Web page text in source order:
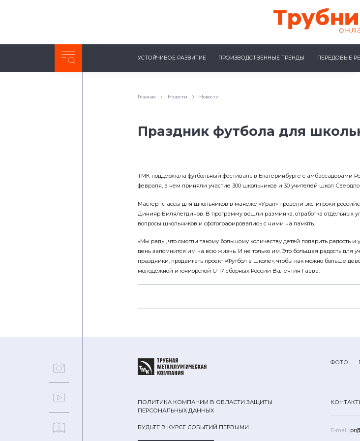
Неделя с ТМК. Выпуск №27 (225)
УСТОЙЧИВОЕ РАЗВИТИЕ ПРОИЗВОДСТВЕННЫЕ ТРЕНДЫ ПЕРЕДОВЫЕ
Главная Новости Новости
Праздник футбола для
ТМК поддержала футбольный фестиваль в Екатеринбурге с амбассадорами
февраля, в нем приняли участие 300 школьников и 30 учителей школ
Мастер-классы для школьников в манеже «Урал» провели экс-игроки
Динияр Билялетдинов. В программу вошли разминка, отработка отдельных
вопросы школьников и сфотографировались с ними на память.
«Мы рады, что смогли такому большому количеству детей подарить
день запомнится им на всю жизнь. И не только им. Это большая радость для
праздники, продвигать проект «Футбол в школе», чтобы как можно больше
молодежной и юниорской U-17 сборных России Валентин Гавва.
ФОТО
ПОЛИТИКА КОМПАНИИ В ОБЛАСТИ ЗАЩИТЫ
ПЕРСОНАЛЬНЫХ ДАННЫХ
БУДЬТЕ В КУРСЕ СОБЫТИЙ ПЕРВЫМИ E-mail: